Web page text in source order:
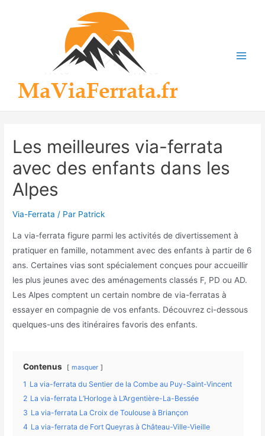
Les meilleures via-ferrata
avec des enfants dans les
Alpes
Via-Ferrata / Par Patrick
La via-ferrata figure parmi les activités de divertissement à
pratiquer en famille, notamment avec des enfants à partir de 6
ans. Certaines vias sont spécialement conçues pour accueillir
les plus jeunes avec des aménagements classés F, PD ou AD.
Les Alpes comptent un certain nombre de via-ferratas à
essayer en compagnie de vos enfants. Découvrez ci-dessous
quelques-uns des itinéraires favoris des enfants.
Contenus masquer
1 La via-ferrata du Sentier de la Combe au Puy-Saint-Vincent
2 La via-ferrata L’Horloge à L’Argentière-La-Bessée
3 La via-ferrata La Croix de Toulouse à Briançon
4 La via-ferrata de Fort Queyras à Château-Ville-Vieille